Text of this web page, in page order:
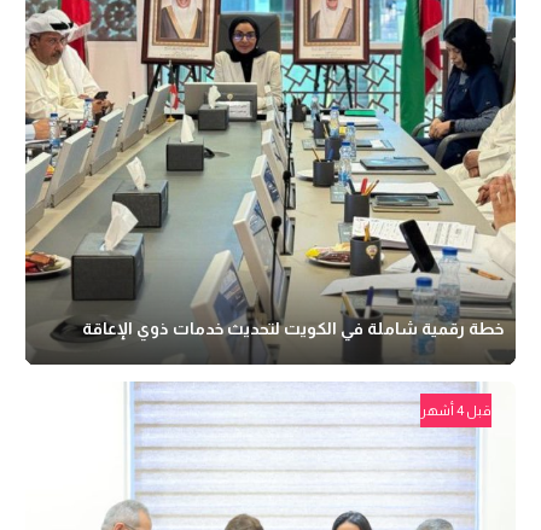
خطة رقمية شاملة في الكويت لتحديث خدمات ذوي الإعاقة
قبل 4 أشهر